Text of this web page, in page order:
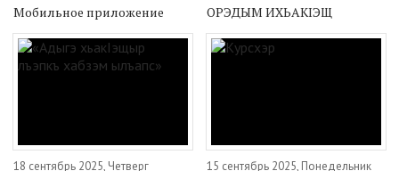
Мобильное приложение ОРЭДЫМ ИХЬАКIЭЩ
18 сентябрь 2025, Четверг 15 сентябрь 2025, Понедельник